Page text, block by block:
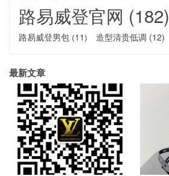
路易威登官网 (182)
路易威登男包 (11) 造型清贵低调 (12)
最新文章